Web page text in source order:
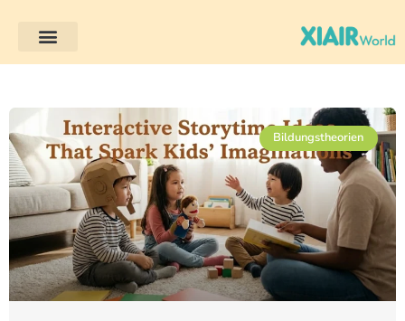
Bildungstheorien
Bildungstheorien